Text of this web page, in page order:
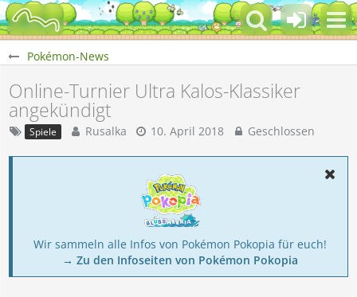
Pokémon-News
Online-Turnier Ultra Kalos-Klassiker
angekündigt
Spiele Rusalka 10. April 2018 Geschlossen
Wir sammeln alle Infos von Pokémon Pokopia für euch!
→ Zu den Infoseiten von Pokémon Pokopia